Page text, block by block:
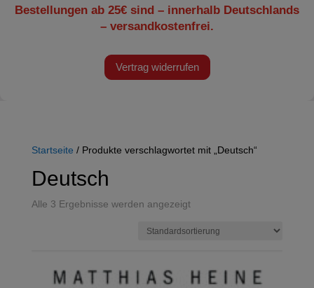
Bestellungen ab 25€ sind – innerhalb Deutschlands
– versandkostenfrei.
Vertrag widerrufen
Startseite / Produkte verschlagwortet mit „Deutsch“
Deutsch
Alle 3 Ergebnisse werden angezeigt